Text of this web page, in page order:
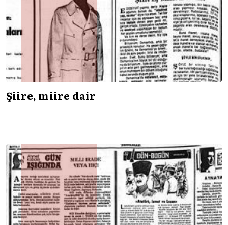
Şiire, miire dair